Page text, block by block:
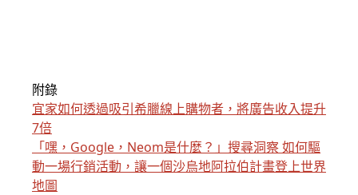
附錄
宜家如何透過吸引希臘線上購物者，將廣告收入提升
7倍
「嘿，Google，Neom是什麼？」搜尋洞察 如何驅
動一場行銷活動，讓一個沙烏地阿拉伯計畫登上世界
地圖